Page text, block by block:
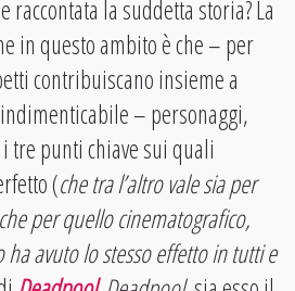
la suddetta storia? La
in questo ambito è che – per
contribuiscano insieme a
– personaggi,
tre punti chiave sui quali
(che tra l’altro vale sia per
per quello cinematografico,
ha avuto lo stesso effetto in tutti e